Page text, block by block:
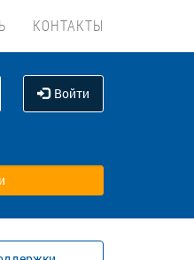
КОНТАКТЫ
Войти